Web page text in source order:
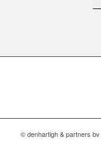
© denhartigh & partners bv